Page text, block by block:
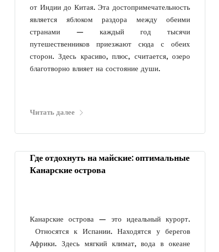
от Индии до Китая. Эта достопримечательность
является яблоком раздора между обеими
странами — каждый год тысячи
путешественников приезжают сюда с обеих
сторон. Здесь красиво, плюс, считается, озеро
благотворно влияет на состояние души.
Читать далее
Где отдохнуть на майские: оптимальные
Канарские острова
Канарские острова — это идеальный курорт.
Относятся к Испании. Находятся у берегов
Африки. Здесь мягкий климат, вода в океане